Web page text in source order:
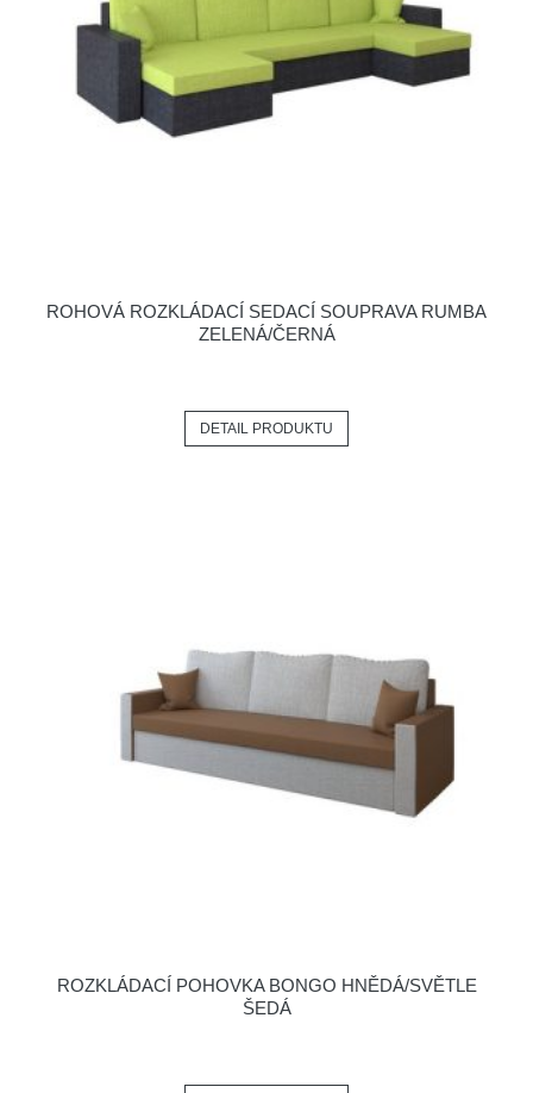
ROHOVÁ ROZKLÁDACÍ SEDACÍ SOUPRAVA RUMBA
ZELENÁ/ČERNÁ
DETAIL PRODUKTU
ROZKLÁDACÍ POHOVKA BONGO HNĚDÁ/SVĚTLE
ŠEDÁ